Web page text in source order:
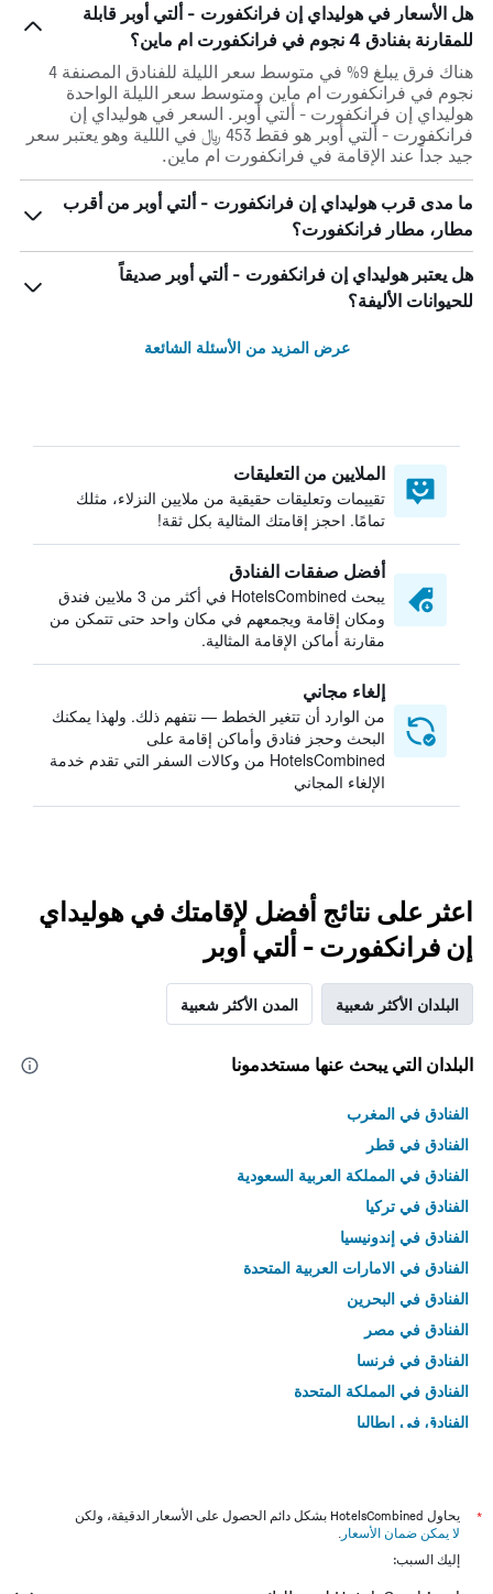
هل الأسعار في هوليداي إن فرانكفورت - ألتي أوبر قابلة
للمقارنة بفنادق 4 نجوم في فرانكفورت ام ماين؟
هناك فرق يبلغ 9% في متوسط ​​سعر الليلة للفنادق المصنفة 4
نجوم في فرانكفورت ام ماين ومتوسط ​​سعر الليلة الواحدة
هوليداي إن فرانكفورت - ألتي أوبر. السعر في هوليداي إن
فرانكفورت - ألتي أوبر هو فقط 453 ﷼ في الللية وهو يعتبر سعر
جيد جداً عند الإقامة في فرانكفورت ام ماين.
ما مدى قرب هوليداي إن فرانكفورت - ألتي أوبر من أقرب
مطار، مطار فرانكفورت؟
هل يعتبر هوليداي إن فرانكفورت - ألتي أوبر صديقاً
للحيوانات الأليفة؟
عرض المزيد من الأسئلة الشائعة
الملايين من التعليقات
تقييمات وتعليقات حقيقية من ملايين النزلاء، مثلك
تمامًا. احجز إقامتك المثالية بكل ثقة!
أفضل صفقات الفنادق
يبحث HotelsCombined في أكثر من 3 ملايين فندق
ومكان إقامة ويجمعهم في مكان واحد حتى تتمكن من
مقارنة أماكن الإقامة المثالية.
إلغاء مجاني
من الوارد أن تتغير الخطط — نتفهم ذلك. ولهذا يمكنك
البحث وحجز فنادق وأماكن إقامة على
HotelsCombined من وكالات السفر التي تقدم خدمة
الإلغاء المجاني
اعثر على نتائج أفضل لإقامتك في هوليداي
إن فرانكفورت - ألتي أوبر
البلدان الأكثر شعبية المدن الأكثر شعبية
البلدان التي يبحث عنها مستخدمونا
الفنادق في المغرب
الفنادق في قطر
الفنادق في المملكة العربية السعودية
الفنادق في تركيا
الفنادق في إندونيسيا
الفنادق في الامارات العربية المتحدة
الفنادق في البحرين
الفنادق في مصر
الفنادق في فرنسا
الفنادق في المملكة المتحدة
الفنادق في إيطاليا
*
يحاول HotelsCombined بشكل دائم الحصول على الأسعار الدقيقة، ولكن
لا يمكن ضمان الأسعار .
إليك السبب: